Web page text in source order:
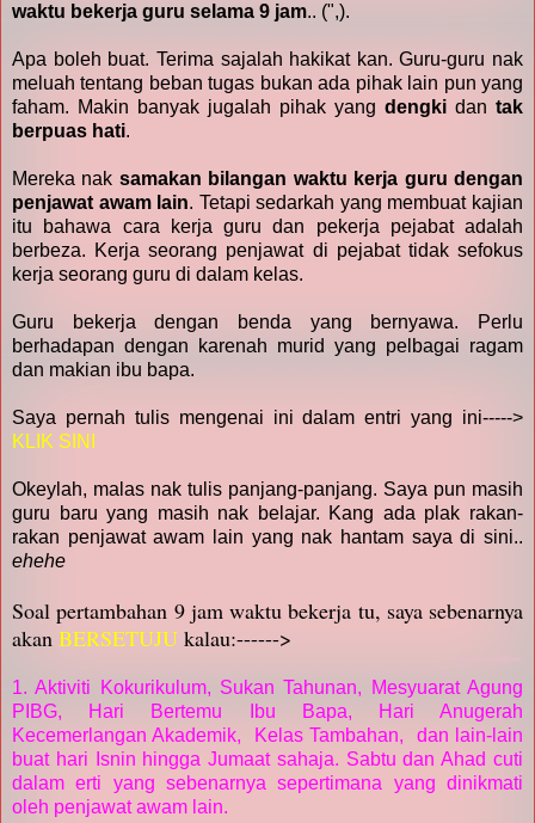
waktu bekerja guru selama 9 jam.. (",).
Apa boleh buat. Terima sajalah hakikat kan. Guru-guru nak
meluah tentang beban tugas bukan ada pihak lain pun yang
faham. Makin banyak jugalah pihak yang dengki dan tak
berpuas hati.
Mereka nak samakan bilangan waktu kerja guru dengan
penjawat awam lain. Tetapi sedarkah yang membuat kajian
itu bahawa cara kerja guru dan pekerja pejabat adalah
berbeza. Kerja seorang penjawat di pejabat tidak sefokus
kerja seorang guru di dalam kelas.
Guru bekerja dengan benda yang bernyawa. Perlu
berhadapan dengan karenah murid yang pelbagai ragam
dan makian ibu bapa.
Saya pernah tulis mengenai ini dalam entri yang ini----->
KLIK SINI
Okeylah, malas nak tulis panjang-panjang. Saya pun masih
guru baru yang masih nak belajar. Kang ada plak rakan-
rakan penjawat awam lain yang nak hantam saya di sini..
ehehe
Soal pertambahan 9 jam waktu bekerja tu, saya sebenarnya
akan BERSETUJU kalau:------>
1. Aktiviti Kokurikulum, Sukan Tahunan, Mesyuarat Agung
PIBG, Hari Bertemu Ibu Bapa, Hari Anugerah
Kecemerlangan Akademik, Kelas Tambahan, dan lain-lain
buat hari Isnin hingga Jumaat sahaja. Sabtu dan Ahad cuti
dalam erti yang sebenarnya sepertimana yang dinikmati
oleh penjawat awam lain.